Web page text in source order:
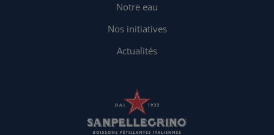
Notre eau
Nos initiatives
Actualités